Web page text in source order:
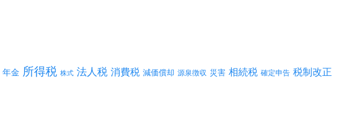
年金 所得税 株式 法人税 消費税 減価償却 源泉徴収 災害 相続税 確定申告 税制改正